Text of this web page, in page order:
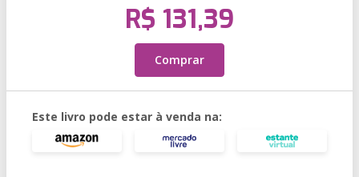
R$ 131,39
Comprar
Este livro pode estar à venda na: